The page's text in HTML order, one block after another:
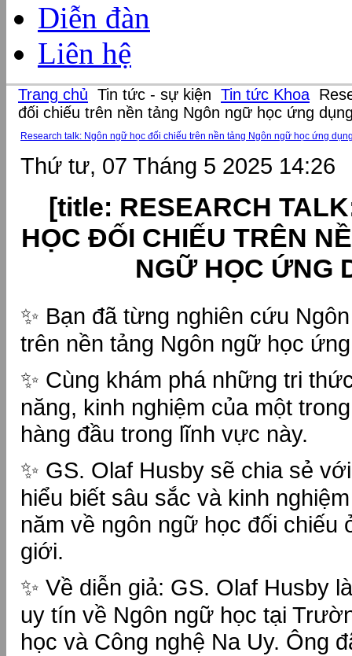
Diễn đàn
Liên hệ
Trang chủ Tin tức - sự kiện Tin tức Khoa
đối chiếu trên nền tảng Ngôn ngữ học ứng
Research talk: Ngôn ngữ học đối chiếu trên nền tảng Ngôn ngữ học ứng
Thứ tư, 07 Tháng 5 2025 14:26
[title: RESEARCH
HỌC ĐỐI CHIẾU TRÊN
NGỮ HỌC ỨNG
✨ Bạn đã từng nghiên cứu
trên nền tảng Ngôn ngữ học
✨ Cùng khám phá những tri
năng, kinh nghiệm của một
hàng đầu trong lĩnh vực này.
✨ GS. Olaf Husby sẽ chia sẻ
hiểu biết sâu sắc và kinh
năm về ngôn ngữ học đối chiếu
giới.
✨ Về diễn giả: GS. Olaf Husby
uy tín về Ngôn ngữ học tại
học và Công nghệ Na Uy. Ông